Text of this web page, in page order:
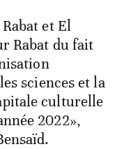
et El
Rabat du fait
sciences et la
culturelle
2022»,